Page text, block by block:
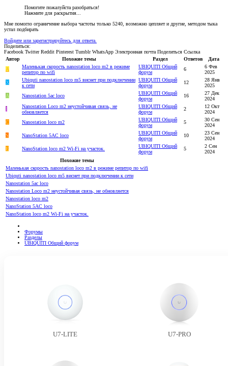
Помогите пожалуйста разобраться!
Нажмите для раскрытия...
Мне помогло ограничение выбора частоты только 5240, возможно цепляет и другие, методом тыка
устал подбирать
Войдите или зарегистрируйтесь для ответа.
Поделиться:
Facebook Twitter Reddit Pinterest Tumblr WhatsApp Электронная почта Поделиться Ссылка
Автор
Похожие темы Раздел Ответов
Дата
A
Маленькая скорость nanostation loco m2 в режиме
репитор по wifi
UBIQUITI Общий
форум
6
6 Фев
2025
Х
Ubiquti nanostation loco m5 виснет при подключении
к сети
UBIQUITI Общий
форум
12
28 Янв
2025
А
Nanostation 5ac loco
UBIQUITI Общий
форум
16
27 Дек
2024
I
Nanostation Loco m2 неустойчивая связь, не
обновляется
UBIQUITI Общий
форум
2
12 Окт
2024
C
Nanostation loco m2
UBIQUITI Общий
форум
5
30 Сен
2024
S
NanoStation 5AC loco
UBIQUITI Общий
форум
10
23 Сен
2024
E
NanoStation loco m2 Wi-Fi на участок.
UBIQUITI Общий
форум
5
2 Сен
2024
Похожие темы
Маленькая скорость nanostation loco m2 в режиме репитор по wifi
Ubiquti nanostation loco m5 виснет при подключении к сети
Nanostation 5ac loco
Nanostation Loco m2 неустойчивая связь, не обновляется
Nanostation loco m2
NanoStation 5AC loco
NanoStation loco m2 Wi-Fi на участок.
Форумы
Разделы
UBIQUITI Общий форум
U7-LITE U7-PRO